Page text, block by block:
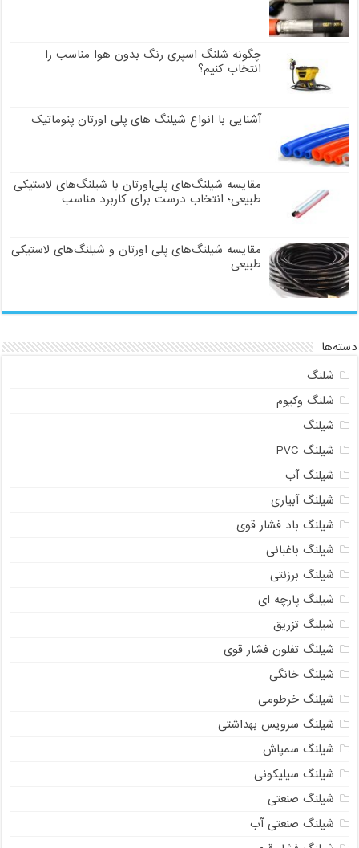
چگونه شلنگ اسپری رنگ بدون هوا مناسب را
انتخاب کنیم؟
آشنایی با انواع شیلنگ های پلی اورتان پنوماتیک
مقایسه شیلنگ‌های پلی‌اورتان با شیلنگ‌های لاستیکی
طبیعی؛ انتخاب درست برای کاربرد مناسب
مقایسه شیلنگ‌های پلی اورتان و شیلنگ‌های لاستیکی
طبیعی
دسته‌ها
شلنگ
شلنگ وکیوم
شیلنگ
شیلنگ PVC
شیلنگ آب
شیلنگ آبیاری
شیلنگ باد فشار قوی
شیلنگ باغبانی
شیلنگ برزنتی
شیلنگ پارچه‌ ای
شیلنگ تزریق
شیلنگ تفلون فشار قوی
شیلنگ خانگی
شیلنگ خرطومی
شیلنگ سرویس بهداشتی
شیلنگ سمپاش
شیلنگ سیلیکونی
شیلنگ صنعتی
شیلنگ صنعتی آب